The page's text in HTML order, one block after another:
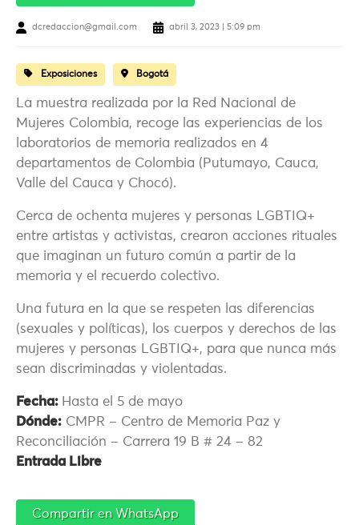
dcredaccion@gmail.com abril 3, 2023 | 5:09 pm
Exposiciones Bogotá
La muestra realizada por la Red Nacional de
Mujeres Colombia, recoge las experiencias de los
laboratorios de memoria realizados en 4
departamentos de Colombia (Putumayo, Cauca,
Valle del Cauca y Chocó).
Cerca de ochenta mujeres y personas LGBTIQ+
entre artistas y activistas, crearon acciones rituales
que imaginan un futuro común a partir de la
memoria y el recuerdo colectivo.
Una futura en la que se respeten las diferencias
(sexuales y políticas), los cuerpos y derechos de las
mujeres y personas LGBTIQ+, para que nunca más
sean discriminadas y violentadas.
Fecha: Hasta el 5 de mayo
Dónde: CMPR – Centro de Memoria Paz y
Reconciliación – Carrera 19 B # 24 – 82
Entrada Libre
Compartir en WhatsApp